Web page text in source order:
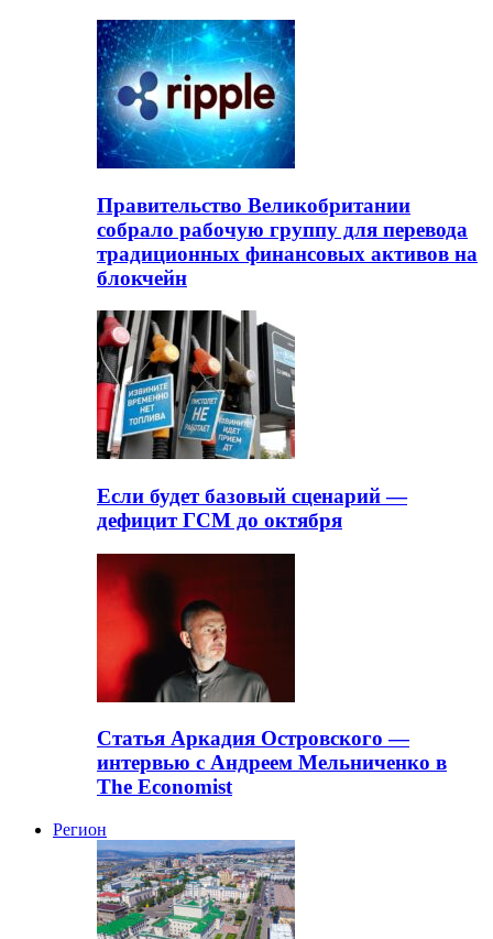
Правительство Великобритании
собрало рабочую группу для перевода
традиционных финансовых активов на
блокчейн
Если будет базовый сценарий —
дефицит ГСМ до октября
Статья Аркадия Островского —
интервью с Андреем Мельниченко в
The Economist
Регион